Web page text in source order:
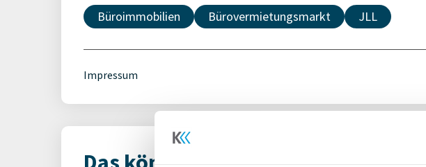
Büroimmobilien Bürovermietungsmarkt JLL
Impressum